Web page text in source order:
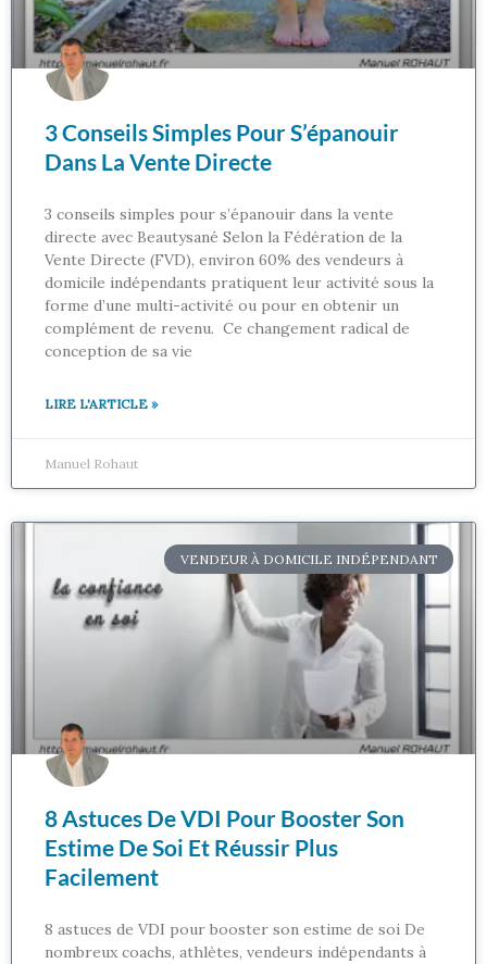
3 Conseils Simples Pour S’épanouir
Dans La Vente Directe
3 conseils simples pour s’épanouir dans la vente
directe avec Beautysané Selon la Fédération de la
Vente Directe (FVD), environ 60% des vendeurs à
domicile indépendants pratiquent leur activité sous la
forme d’une multi-activité ou pour en obtenir un
complément de revenu. Ce changement radical de
conception de sa vie
LIRE L'ARTICLE »
Manuel Rohaut
VENDEUR À DOMICILE INDÉPENDANT
8 Astuces De VDI Pour Booster Son
Estime De Soi Et Réussir Plus
Facilement
8 astuces de VDI pour booster son estime de soi De
nombreux coachs, athlètes, vendeurs indépendants à